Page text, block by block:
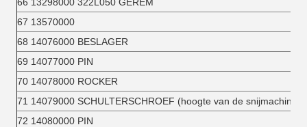
67 13570000
68 14076000 BESLAGER
69 14077000 PIN
70 14078000 ROCKER
71 14079000 SCHULTERSCHROEF (hoogte van de snijmachine)
72 14080000 PIN